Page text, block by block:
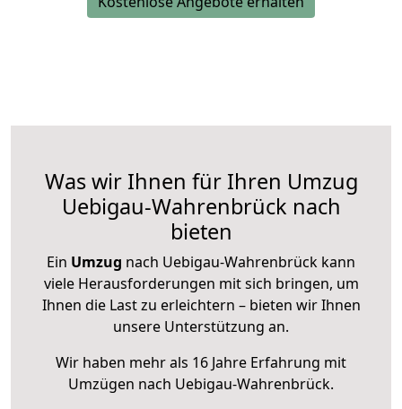
Was wir Ihnen für Ihren Umzug
Uebigau-Wahrenbrück nach
bieten
Ein Umzug nach Uebigau-Wahrenbrück kann
viele Herausforderungen mit sich bringen, um
Ihnen die Last zu erleichtern – bieten wir Ihnen
unsere Unterstützung an.
Wir haben mehr als 16 Jahre Erfahrung mit
Umzügen nach Uebigau-Wahrenbrück.